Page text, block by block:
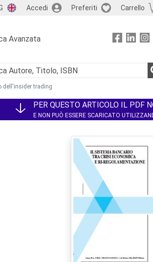
Accedi Preferiti Carrello
Avanzata
dell'insider trading
PER QUESTO ARTICOLO IL PDF
E NON PUÒ ESSERE SCARICATO